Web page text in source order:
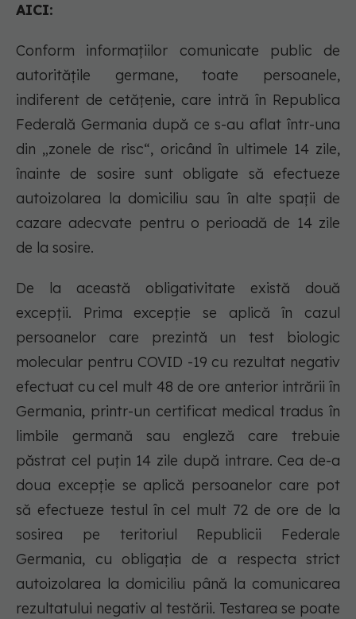
AICI:
Conform informațiilor comunicate public de
autoritățile germane, toate persoanele,
indiferent de cetățenie, care intră în Republica
Federală Germania după ce s-au aflat într-una
din „zonele de risc“, oricând în ultimele 14 zile,
înainte de sosire sunt obligate să efectueze
autoizolarea la domiciliu sau în alte spații de
cazare adecvate pentru o perioadă de 14 zile
de la sosire.
De la această obligativitate există două
excepții. Prima excepție se aplică în cazul
persoanelor care prezintă un test biologic
molecular pentru COVID -19 cu rezultat negativ
efectuat cu cel mult 48 de ore anterior intrării în
Germania, printr-un certificat medical tradus în
limbile germană sau engleză care trebuie
păstrat cel puțin 14 zile după intrare. Cea de-a
doua excepție se aplică persoanelor care pot
să efectueze testul în cel mult 72 de ore de la
sosirea pe teritoriul Republicii Federale
Germania, cu obligația de a respecta strict
autoizolarea la domiciliu până la comunicarea
rezultatului negativ al testării. Testarea se poate